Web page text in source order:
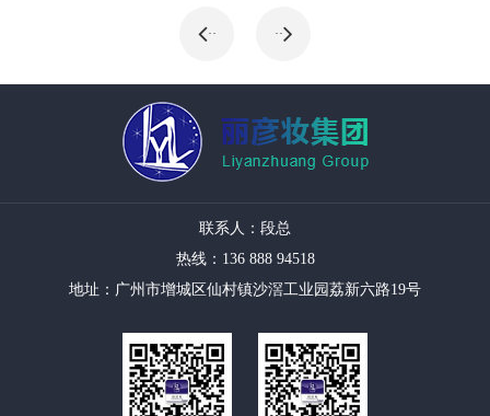
·· ··
联系人：段总
热线：136 888 94518
地址：广州市增城区仙村镇沙滘工业园荔新六路19号